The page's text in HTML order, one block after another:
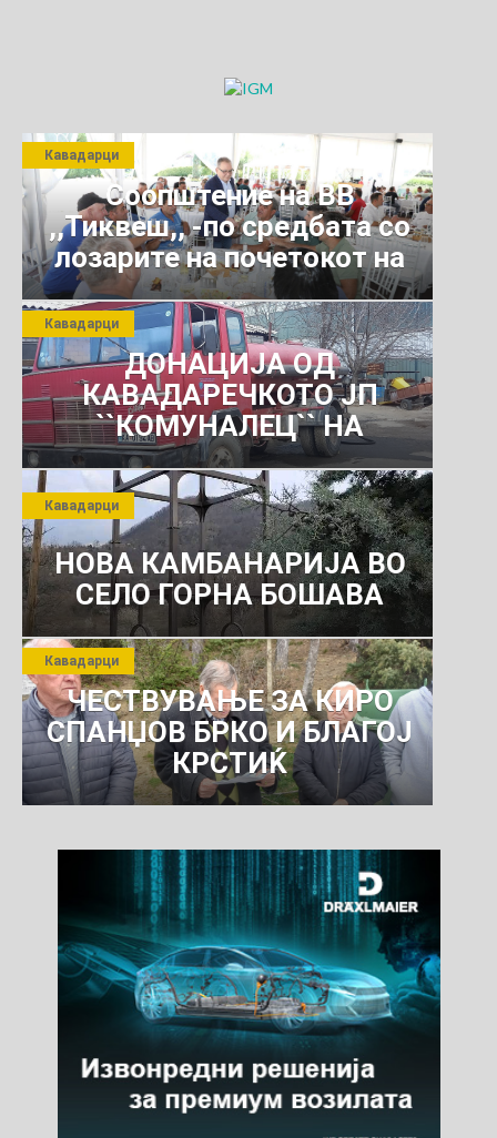
Соопштение на ВВ
,,Тиквеш,, -по средбата со
лозарите на почетокот на
јули 2026 г.
Кавадарци
ДОНАЦИЈА ОД
КАВАДАРЕЧКОТО ЈП
``КОМУНАЛЕЦ`` НА
РОСОМАНСКОТО ЈАВНО
ПРЕТПРИЈАТИЕ ЗА
КОМУНАЛНО УСЛУГИ
Кавадарци
НОВА КАМБАНАРИЈА ВО
СЕЛО ГОРНА БОШАВА
Кавадарци
ЧЕСТВУВАЊЕ ЗА КИРО
СПАНЏОВ БРКО И БЛАГОЈ
КРСТИЌ
Кавадарци